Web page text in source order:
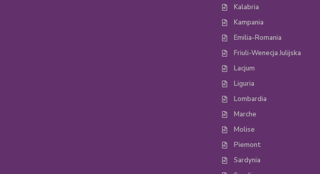
Kalabria
Kampania
Emilia-Romania
Friuli-Wenecja Julijska
Lacjum
Liguria
Lombardia
Marche
Molise
Piemont
Sardynia